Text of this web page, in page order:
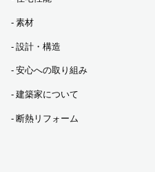
2023年10月 (2)
素材
設計・構造
安心への取り組み
建築家について
断熱リフォーム